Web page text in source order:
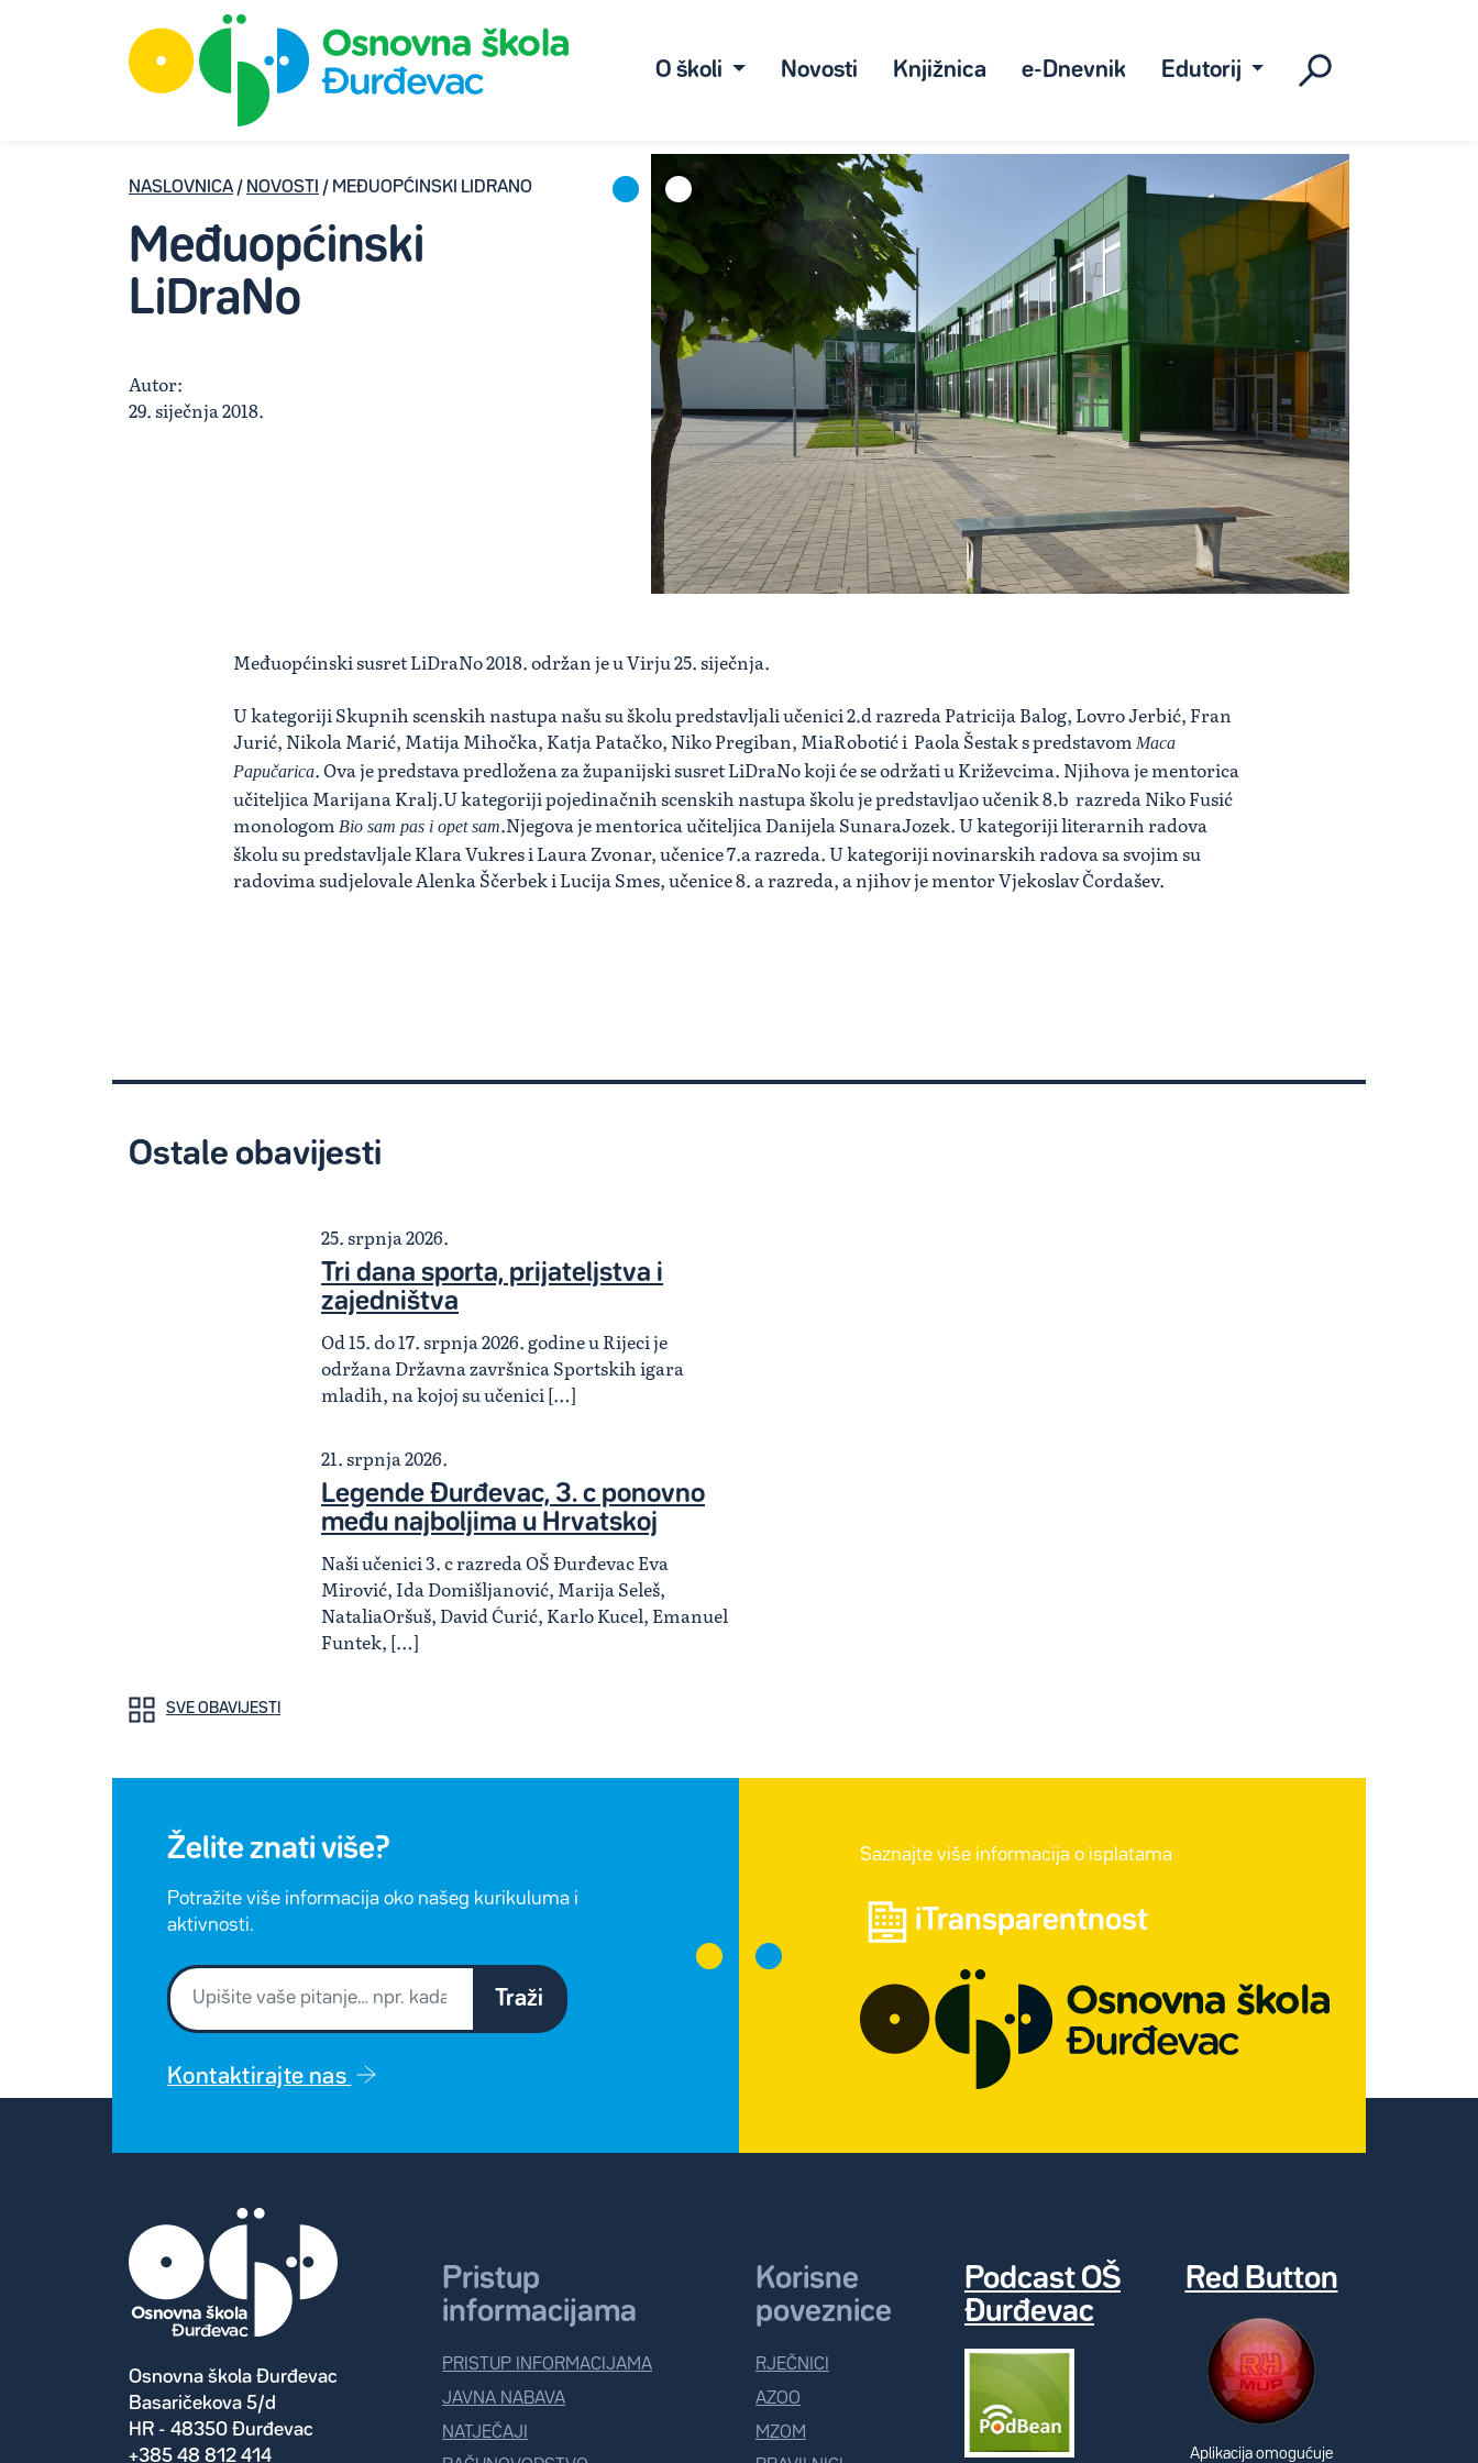
O školi Novosti Knjižnica e-Dnevnik Edutorij
NASLOVNICA / NOVOSTI / MEĐUOPĆINSKI LIDRANO
Međuopćinski
LiDraNo
Autor:
29. siječnja 2018.
Međuopćinski susret LiDraNo 2018. održan je u Virju 25. siječnja.
U kategoriji Skupnih scenskih nastupa našu su školu predstavljali učenici 2.d razreda Patricija Balog, Lovro Jerbić, Fran
Jurić, Nikola Marić, Matija Mihočka, Katja Patačko, Niko Pregiban, MiaRobotić i Paola Šestak s predstavom Maca
Papučarica. Ova je predstava predložena za županijski susret LiDraNo koji će se održati u Križevcima. Njihova je mentorica
učiteljica Marijana Kralj.U kategoriji pojedinačnih scenskih nastupa školu je predstavljao učenik 8.b razreda Niko Fusić
monologom Bio sam pas i opet sam.Njegova je mentorica učiteljica Danijela SunaraJozek. U kategoriji literarnih radova
školu su predstavljale Klara Vukres i Laura Zvonar, učenice 7.a razreda. U kategoriji novinarskih radova sa svojim su
radovima sudjelovale Alenka Ščerbek i Lucija Smes, učenice 8. a razreda, a njihov je mentor Vjekoslav Čordašev.
Ostale obavijesti
25. srpnja 2026.
Tri dana sporta, prijateljstva i
zajedništva
Od 15. do 17. srpnja 2026. godine u Rijeci je
održana Državna završnica Sportskih igara
mladih, na kojoj su učenici […]
21. srpnja 2026.
Legende Đurđevac, 3. c ponovno
među najboljima u Hrvatskoj
Naši učenici 3. c razreda OŠ Đurđevac Eva
Mirović, Ida Domišljanović, Marija Seleš,
NataliaOršuš, David Ćurić, Karlo Kucel, Emanuel
Funtek, […]
SVE OBAVIJESTI
Želite znati više?
Potražite više informacija oko našeg kurikuluma i
aktivnosti.
Traži
Kontaktirajte nas
Saznajte više informacija o isplatama
iTransparentnost
Osnovna škola Đurđevac
Basaričekova 5/d
HR - 48350 Đurđevac
+385 48 812 414
Pristup
informacijama
PRISTUP INFORMACIJAMA
JAVNA NABAVA
NATJEČAJI
Korisne
poveznice
RJEČNICI
AZOO
MZOM
Podcast OŠ
Đurđevac
Red Button
Aplikacija omogućuje